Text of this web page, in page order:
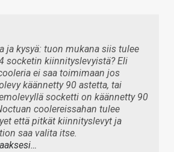
ja kysyä: tuon mukana siis tulee
socketin kiinnityslevyistä? Eli
ei saa toimimaan jos
käännetty 90 astetta, tai
socketti on käännetty 90
coolereissahan tulee
että pitkät kiinnityslevyt ja
saa valita itse.